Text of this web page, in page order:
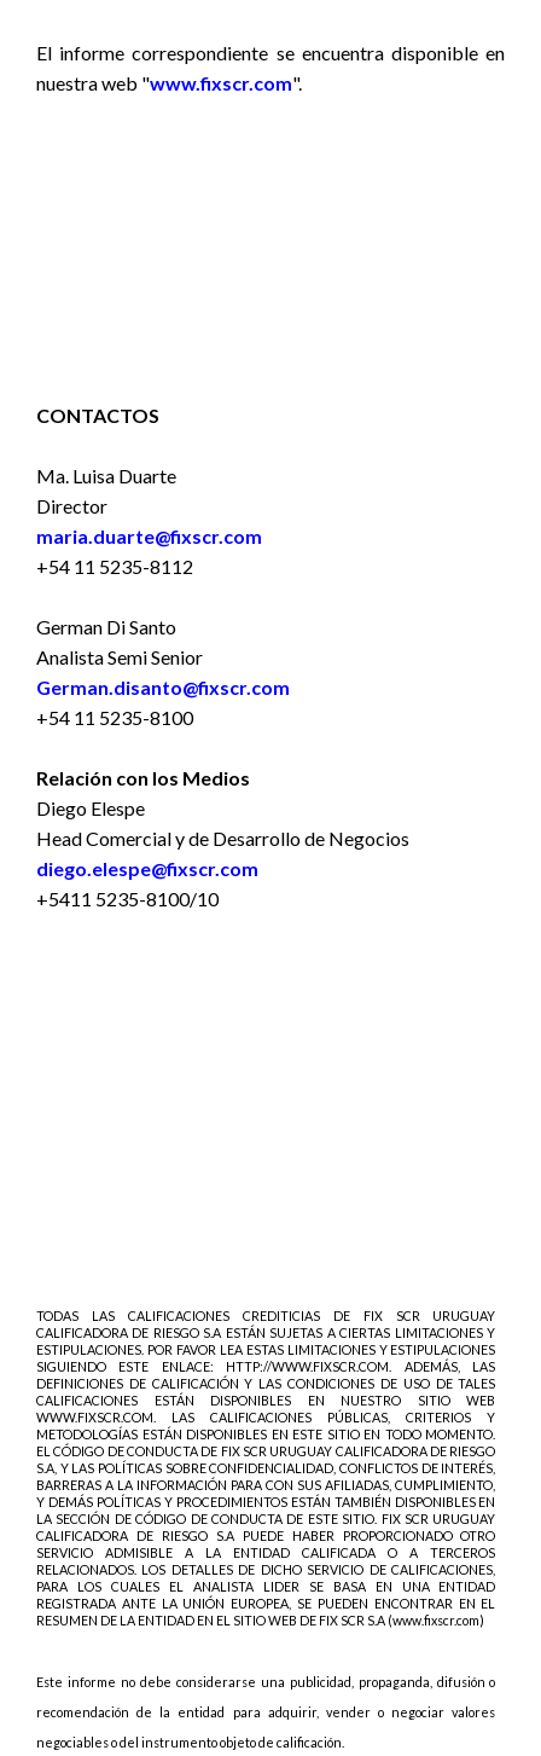
El informe correspondiente se encuentra disponible en
nuestra web "www.fixscr.com".
CONTACTOS
Ma. Luisa Duarte
Director
maria.duarte@fixscr.com
+54 11 5235-8112
German Di Santo
Analista Semi Senior
German.disanto@fixscr.com
+54 11 5235-8100
Relación con los Medios
Diego Elespe
Head Comercial y de Desarrollo de Negocios
diego.elespe@fixscr.com
+5411 5235-8100/10
TODAS LAS CALIFICACIONES CREDITICIAS DE FIX SCR URUGUAY
CALIFICADORA DE RIESGO S.A ESTÁN SUJETAS A CIERTAS LIMITACIONES Y
ESTIPULACIONES. POR FAVOR LEA ESTAS LIMITACIONES Y ESTIPULACIONES
SIGUIENDO ESTE ENLACE: HTTP://WWW.FIXSCR.COM. ADEMÁS, LAS
DEFINICIONES DE CALIFICACIÓN Y LAS CONDICIONES DE USO DE TALES
CALIFICACIONES ESTÁN DISPONIBLES EN NUESTRO SITIO WEB
WWW.FIXSCR.COM. LAS CALIFICACIONES PÚBLICAS, CRITERIOS Y
METODOLOGÍAS ESTÁN DISPONIBLES EN ESTE SITIO EN TODO MOMENTO.
EL CÓDIGO DE CONDUCTA DE FIX SCR URUGUAY CALIFICADORA DE RIESGO
S.A, Y LAS POLÍTICAS SOBRE CONFIDENCIALIDAD, CONFLICTOS DE INTERÉS,
BARRERAS A LA INFORMACIÓN PARA CON SUS AFILIADAS, CUMPLIMIENTO,
Y DEMÁS POLÍTICAS Y PROCEDIMIENTOS ESTÁN TAMBIÉN DISPONIBLES EN
LA SECCIÓN DE CÓDIGO DE CONDUCTA DE ESTE SITIO. FIX SCR URUGUAY
CALIFICADORA DE RIESGO S.A PUEDE HABER PROPORCIONADO OTRO
SERVICIO ADMISIBLE A LA ENTIDAD CALIFICADA O A TERCEROS
RELACIONADOS. LOS DETALLES DE DICHO SERVICIO DE CALIFICACIONES,
PARA LOS CUALES EL ANALISTA LIDER SE BASA EN UNA ENTIDAD
REGISTRADA ANTE LA UNIÓN EUROPEA, SE PUEDEN ENCONTRAR EN EL
RESUMEN DE LA ENTIDAD EN EL SITIO WEB DE FIX SCR S.A (www.fixscr.com)
Este informe no debe considerarse una publicidad, propaganda, difusión o
recomendación de la entidad para adquirir, vender o negociar valores
negociables o del instrumento objeto de calificación.